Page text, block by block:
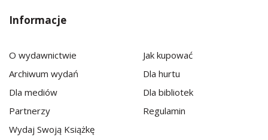
Informacje
O wydawnictwie
Archiwum wydań
Dla mediów
Partnerzy
Wydaj Swoją Książkę
Jak kupować
Dla hurtu
Dla bibliotek
Regulamin